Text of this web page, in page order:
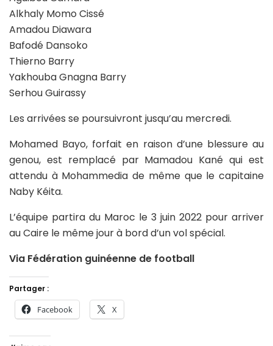
Alkhaly Momo Cissé
Amadou Diawara
Bafodé Dansoko
Thierno Barry
Yakhouba Gnagna Barry
Serhou Guirassy
Les arrivées se poursuivront jusqu’au mercredi.
Mohamed Bayo, forfait en raison d’une blessure au
genou, est remplacé par Mamadou Kané qui est
attendu à Mohammedia de même que le capitaine
Naby Kéita.
L’équipe partira du Maroc le 3 juin 2022 pour arriver
au Caire le même jour à bord d’un vol spécial.
Via Fédération guinéenne de football
Partager :
Facebook X